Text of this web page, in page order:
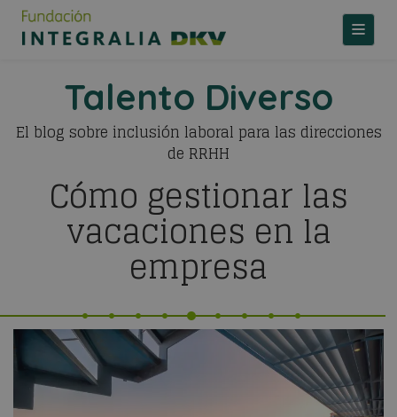
Talento Diverso
El blog sobre inclusión laboral para las direcciones
de RRHH
Cómo gestionar las
vacaciones en la
empresa